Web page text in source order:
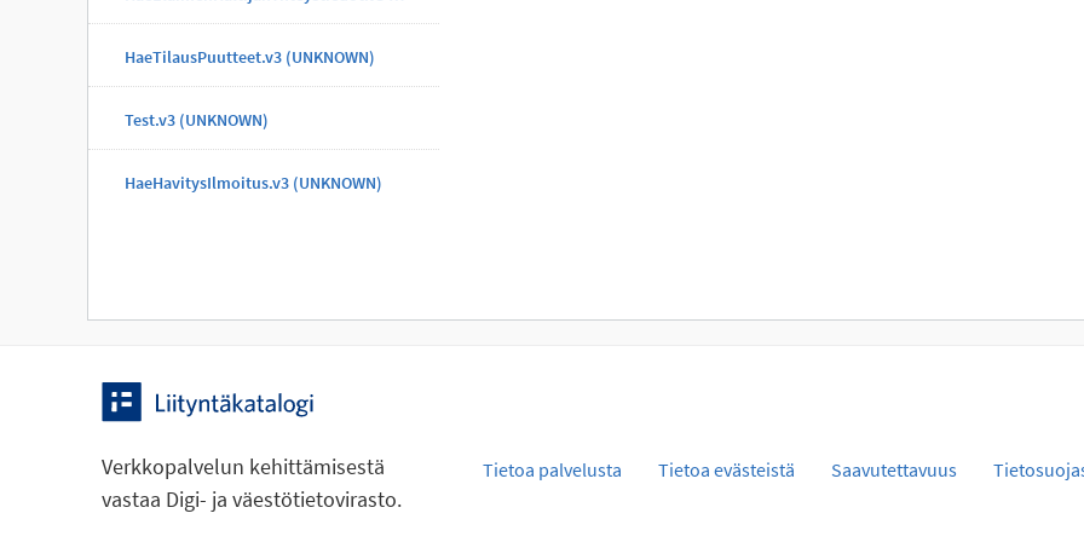
HaeTilausPuutteet.v3 (UNKNOWN)
Test.v3 (UNKNOWN)
HaeHavitysIlmoitus.v3 (UNKNOWN)
Verkkopalvelun kehittämisestä
vastaa Digi- ja väestötietovirasto.
Tietoa palvelusta Tietoa evästeistä Saavutettavuus